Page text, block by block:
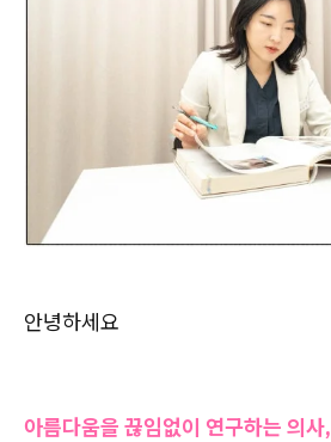
안녕하세요
아름다움을 끊임없이 연구하는 의사,